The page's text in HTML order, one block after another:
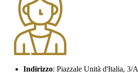
Indirizzo: Piazzale Unità d'Italia, 3/A